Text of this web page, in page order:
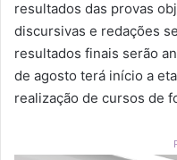
resultados das provas
discursivas e redações
resultados finais serão
de agosto terá início a
realização de cursos de